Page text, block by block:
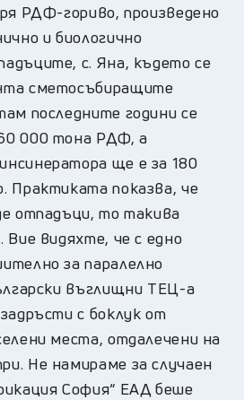
РДФ-гориво, произведено
и биологично
с. Яна, където се
сметосъбиращите
последните години се
000 тона РДФ, а
ще е за 180
Практиката показва, че
отпадъци, то такива
Вие видяхте, че с едно
за паралелно
въглищни ТЕЦ-а
с боклук от
места, отдалечени на
Не намираме за случаен
София“ ЕАД беше